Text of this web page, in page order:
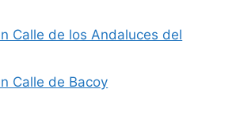
Calle de los Andaluces del
Calle de Bacoy